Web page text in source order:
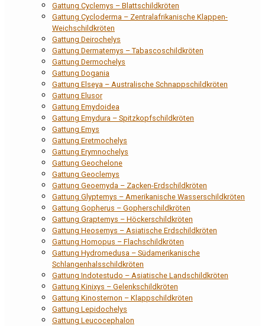
Gattung Cyclemys – Blattschildkröten
Gattung Cycloderma – Zentralafrikanische Klappen-
Weichschildkröten
Gattung Deirochelys
Gattung Dermatemys – Tabascoschildkröten
Gattung Dermochelys
Gattung Dogania
Gattung Elseya – Australische Schnappschildkröten
Gattung Elusor
Gattung Emydoidea
Gattung Emydura – Spitzkopfschildkröten
Gattung Emys
Gattung Eretmochelys
Gattung Erymnochelys
Gattung Geochelone
Gattung Geoclemys
Gattung Geoemyda – Zacken-Erdschildkröten
Gattung Glyptemys – Amerikanische Wasserschildkröten
Gattung Gopherus – Gopherschildkröten
Gattung Graptemys – Höckerschildkröten
Gattung Heosemys – Asiatische Erdschildkröten
Gattung Homopus – Flachschildkröten
Gattung Hydromedusa – Südamerikanische
Schlangenhalsschildkröten
Gattung Indotestudo – Asiatische Landschildkröten
Gattung Kinixys – Gelenkschildkröten
Gattung Kinosternon – Klappschildkröten
Gattung Lepidochelys
Gattung Leucocephalon